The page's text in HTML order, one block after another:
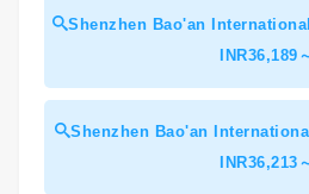
Shenzhen Bao'an
INR36,189
Shenzhen Bao'an
INR36,213